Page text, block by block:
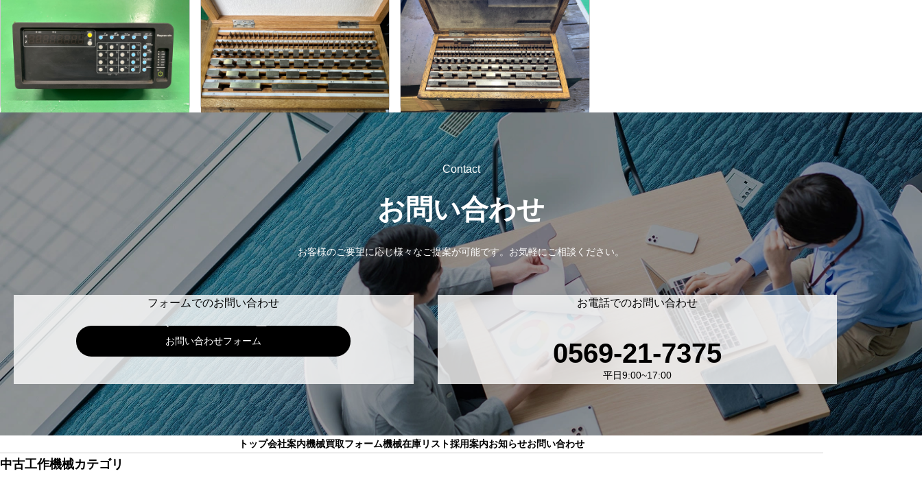
メーカー ソニー
形 LH71A-1
年 式-
ブロックゲージ
メーカー クロダ
形 式No.1
年 式1987
ブロックゲージ
メーカー クロダ
式-
年 式-
Contact
お問い合わせ
お客様のご要望に応じ様々なご提案が可能です。 お気軽にご相談ください。
フォームでのお問い合わせ
お問い合わせフォーム
お電話でのお問い合わせ
0569-21-7375
平日9:00~17:00
トップ会社案内機械買取フォーム機械在庫リスト採用案内お知らせお問い合わせ
中古工作機械カテゴリ